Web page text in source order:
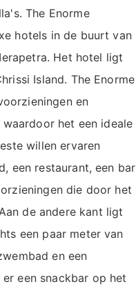
The Enorme
hotels in de buurt van
Het hotel ligt
Island. The Enorme
en
het een ideale
willen ervaren
een restaurant, een bar
die door het
de andere kant ligt
een paar meter van
en een
een snackbar op het